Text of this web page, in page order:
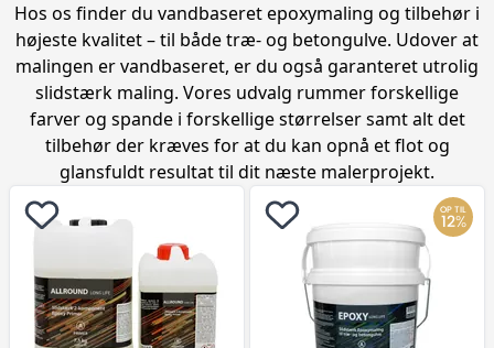
Hos os finder du vandbaseret epoxymaling og tilbehør i
højeste kvalitet – til både træ- og betongulve. Udover at
malingen er vandbaseret, er du også garanteret utrolig
slidstærk maling. Vores udvalg rummer forskellige
farver og spande i forskellige størrelser samt alt det
tilbehør der kræves for at du kan opnå et flot og
glansfuldt resultat til dit næste malerprojekt.
OP TIL
12%